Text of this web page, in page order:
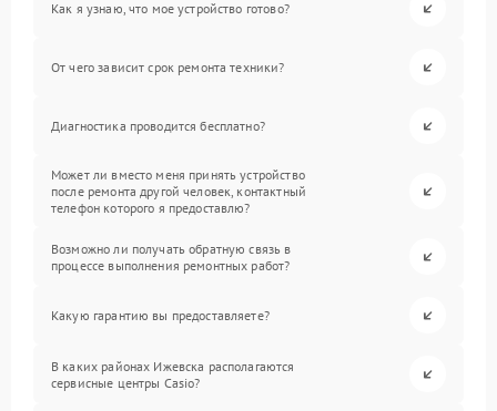
Как я узнаю, что мое устройство готово?
От чего зависит срок ремонта техники?
Диагностика проводится бесплатно?
Может ли вместо меня принять устройство
после ремонта другой человек, контактный
телефон которого я предоставлю?
Возможно ли получать обратную связь в
процессе выполнения ремонтных работ?
Какую гарантию вы предоставляете?
В каких районах Ижевска располагаются
сервисные центры Casio?